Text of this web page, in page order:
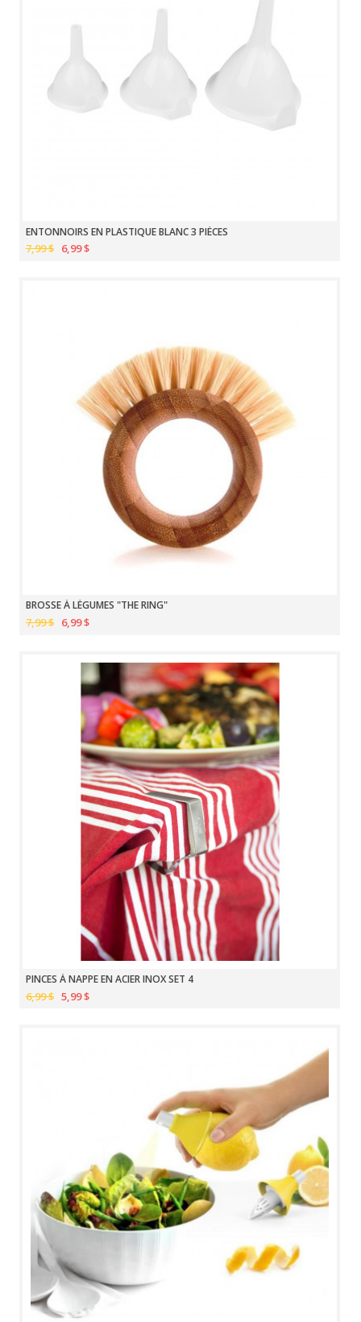
ENTONNOIRS EN PLASTIQUE BLANC 3 PIÈCES
7,99 $ 6,99 $
BROSSE À LÉGUMES "THE RING"
7,99 $ 6,99 $
PINCES À NAPPE EN ACIER INOX SET 4
6,99 $ 5,99 $